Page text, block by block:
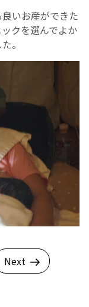
いお産ができた
クを選んでよか
。
Next